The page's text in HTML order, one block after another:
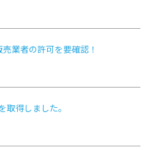
業者の許可を要確認！
取得しました。